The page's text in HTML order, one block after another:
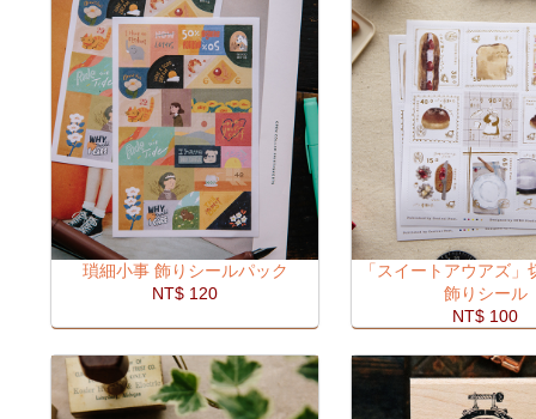
瑣細小事 飾りシールパック
NT$ 120
「スイートアウアズ」
飾りシール
NT$ 100